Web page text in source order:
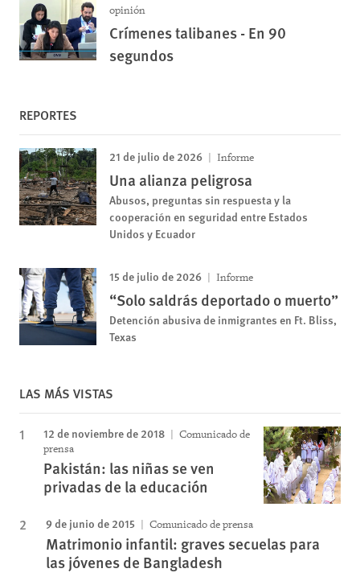
opinión
Crímenes talibanes - En 90
segundos
REPORTES
21 de julio de 2026 Informe
Una alianza peligrosa
Abusos, preguntas sin respuesta y la
cooperación en seguridad entre Estados
Unidos y Ecuador
15 de julio de 2026 Informe
“Solo saldrás deportado o muerto”
Detención abusiva de inmigrantes en Ft. Bliss,
Texas
LAS MÁS VISTAS
12 de noviembre de 2018
Comunicado de
prensa
Pakistán: las niñas se ven
privadas de la educación
9 de junio de 2015 Comunicado de prensa
Matrimonio infantil: graves secuelas para
las jóvenes de Bangladesh